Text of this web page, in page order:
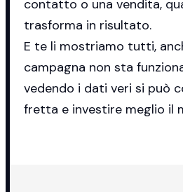
contatto o una vendita,
trasforma in risultato.
E te li mostriamo tutti,
campagna non sta
vedendo i dati veri si può
fretta e investire meglio il